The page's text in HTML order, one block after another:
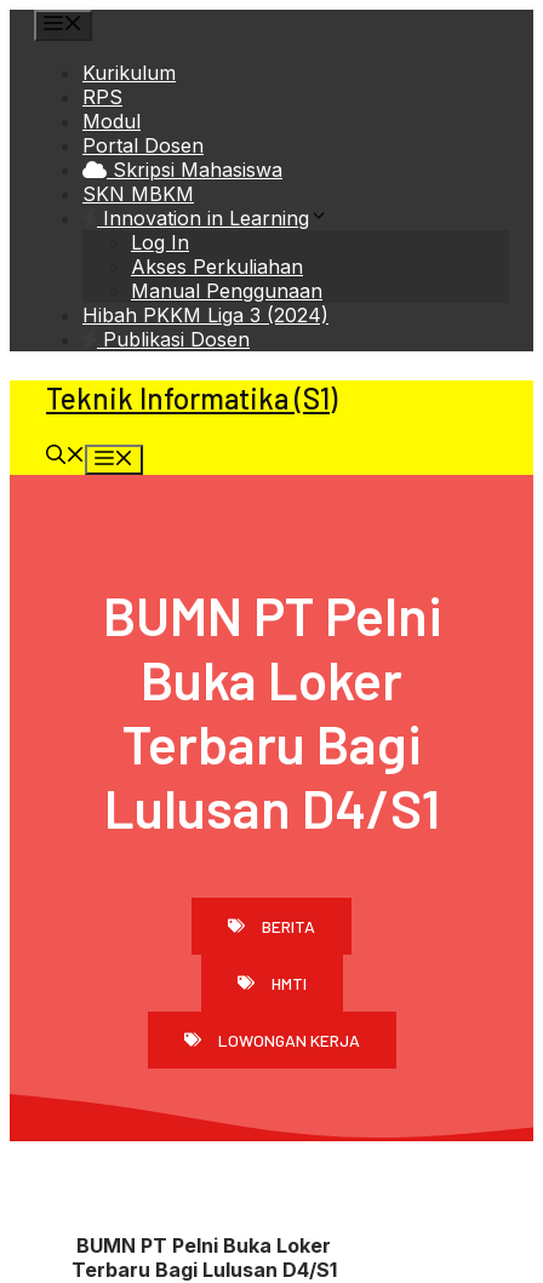
Skip
Kurikulum
RPS
Modul
Portal Dosen
Skripsi Mahasiswa
SKN MBKM
Innovation in Learning
Log In
Akses Perkuliahan
Manual Penggunaan
Hibah PKKM Liga 3 (2024)
Publikasi Dosen
Teknik Informatika (S1)
BUMN PT Pelni
Buka Loker
Terbaru Bagi
Lulusan D4/S1
BERITA
HMTI
LOWONGAN KERJA
BUMN PT Pelni Buka Loker
Terbaru Bagi Lulusan D4/S1